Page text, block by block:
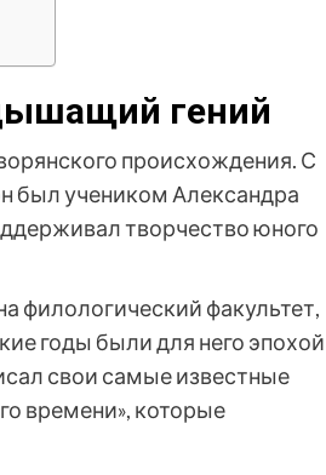
гений
происхождения. С
был учеником Александра
творчество юного
филологический факультет,
годы были для него эпохой
свои самые известные
времени», которые